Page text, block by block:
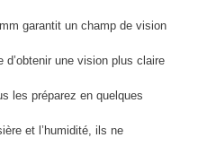
garantit un champ de vision
d’obtenir une vision plus claire
les préparez en quelques
et l’humidité, ils ne